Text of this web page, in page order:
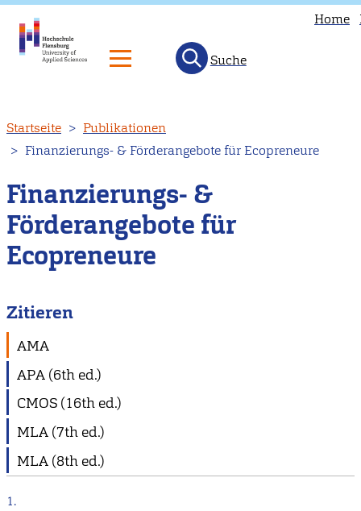
zum
Inhalt
Home
Suche
Startseite
Publikationen
Finanzierungs- & Förderangebote für Ecopreneure
Finanzierungs- &
Förderangebote für
Ecopreneure
Zitieren
AMA
APA (6th ed.)
CMOS (16th ed.)
MLA (7th ed.)
MLA (8th ed.)
1.